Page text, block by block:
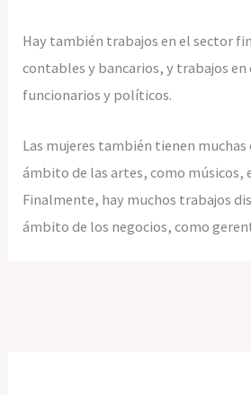
Hay también trabajos en el sector
contables y bancarios, y trabajos
funcionarios y políticos.
Las mujeres también tienen
ámbito de las artes, como músicos,
Finalmente, hay muchos trabajos
ámbito de los negocios, como